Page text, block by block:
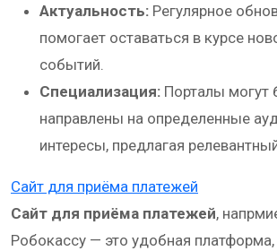
Актуальность: Регулярное
помогает оставаться в курсе
событий.
Специализация: Порталы могут
направлены на определенные
интересы, предлагая
Сайт для приёма платежей
Сайт для приёма платежей,
Робокассу — это удобная платформа,